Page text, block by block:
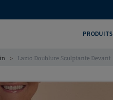
PRODUITS
> Lazio Doublure Sculptante Devant